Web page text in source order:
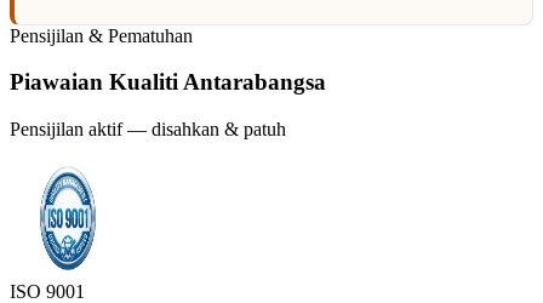
Pensijilan & Pematuhan
Piawaian Kualiti Antarabangsa
Pensijilan aktif — disahkan & patuh
ISO 9001